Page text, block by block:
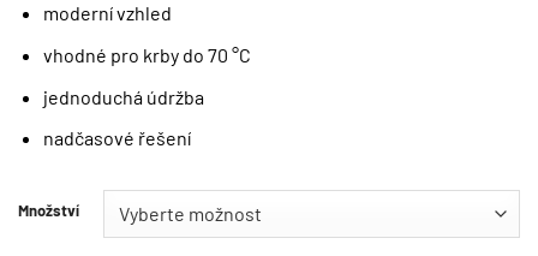
moderní vzhled
vhodné pro krby do 70 °C
jednoduchá údržba
nadčasové řešení
Množství